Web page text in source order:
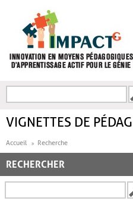
FORMULAIRE DE
VIGNETTES DE
Accueil Recherche
RECHERCHER